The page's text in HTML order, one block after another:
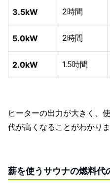
3.5kW 2時間
5.0kW 2時間
2.0kW 1.5時間
ヒーターの出力が大きく、
代が高くなることがわかりま
薪を使うサウナの燃料代